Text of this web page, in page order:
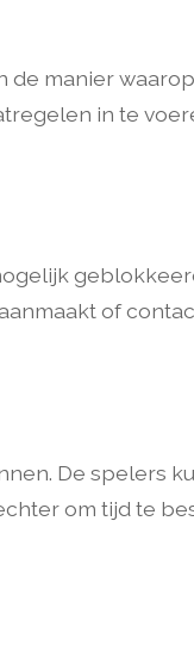
manier
in te
of
De spelers
om tijd te